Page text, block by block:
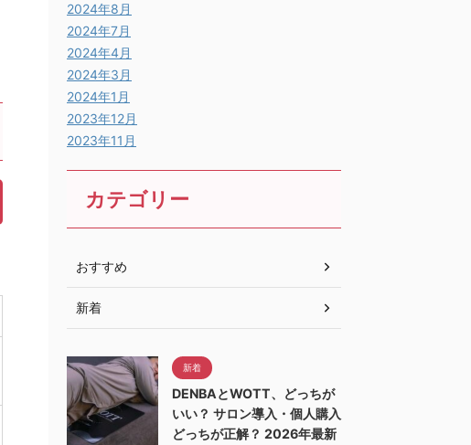
2024年8月
2024年7月
2024年4月
2024年3月
2024年1月
2023年12月
2023年11月
カテゴリー
おすすめ
新着
新着
DENBAとWOTT、どっちが
いい？ サロン導入・個人購入
どっちが正解？ 2026年最新